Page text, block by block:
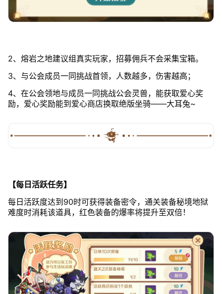
2、熔岩之地建议组真实玩家，招募佣兵不会采集宝箱。
3、与公会成员一同挑战首领，人数越多，伤害越高；
4、在公会领地与成员一同挑战公会灵兽，能获取爱心奖
励，爱心奖励能到爱心商店换取绝版坐骑——大耳兔~
【每日活跃任务】
每日活跃度达到90时可获得装备密令，通关装备秘境地狱
难度时消耗该道具，红色装备的爆率将提升至双倍！